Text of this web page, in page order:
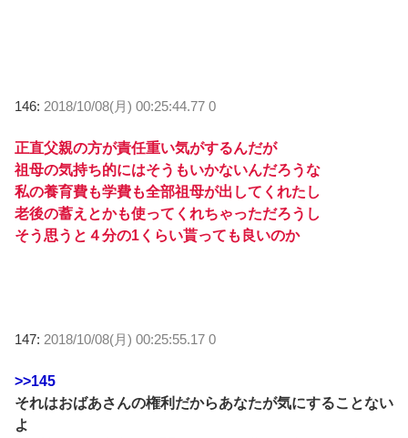
146: 2018/10/08(月) 00:25:44.77 0
正直父親の方が責任重い気がするんだが
祖母の気持ち的にはそうもいかないんだろうな
私の養育費も学費も全部祖母が出してくれたし
老後の蓄えとかも使ってくれちゃっただろうし
そう思うと４分の1くらい貰っても良いのか
147: 2018/10/08(月) 00:25:55.17 0
>>145
それはおばあさんの権利だからあなたが気にすることない
よ